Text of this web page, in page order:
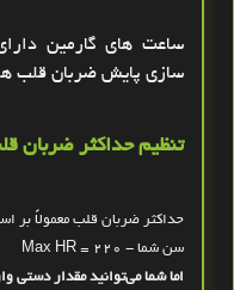
ساعت های گارمین
‌سازی پایش ضربان قلب
تنظیم حداکثر ضربان
حداکثر ضربان قلب معمولاً بر
Max HR = 220
- سن شما
اما شما می‌توانید مقدار دستی